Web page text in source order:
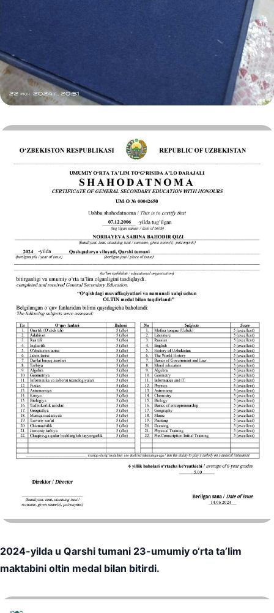
2024-yilda u Qarshi tumani 23-umumiy o‘rta ta’lim
maktabini oltin medal bilan bitirdi.